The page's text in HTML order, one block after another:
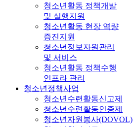
청소년활동 정책개발
및 실행지원
청소년활동 현장 역량
증진지원
청소년정보자원관리
및 서비스
청소년활동 정책수행
인프라 관리
청소년정책사업
청소년수련활동신고제
청소년수련활동인증제
청소년자원봉사(DOVOL)